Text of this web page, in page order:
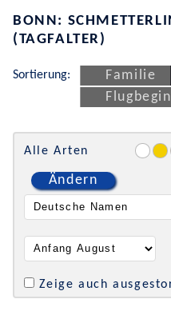
BONN:
(TAGFALTER)
Sortierung: Familie
Alle Arten
Ändern
Zeige auch